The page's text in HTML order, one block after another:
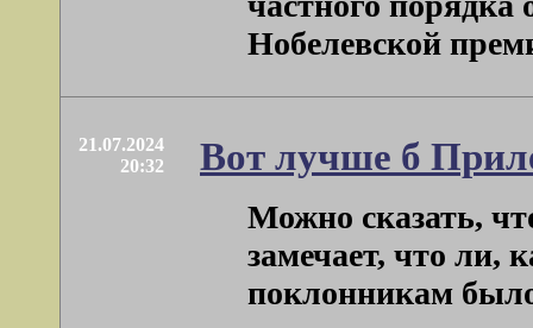
Нобелевской
21.07.2024
20:32
Вот лучше б
Можно сказать,
замечает, что ли,
поклонникам